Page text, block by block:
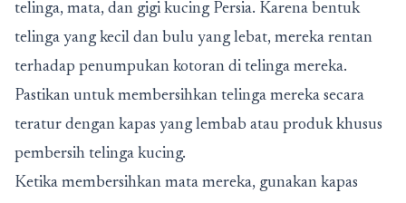
telinga, mata, dan gigi kucing Persia. Karena bentuk
telinga yang kecil dan bulu yang lebat, mereka rentan
terhadap penumpukan kotoran di telinga mereka.
Pastikan untuk membersihkan telinga mereka secara
teratur dengan kapas yang lembab atau produk khusus
pembersih telinga kucing.
Ketika membersihkan mata mereka, gunakan kapas